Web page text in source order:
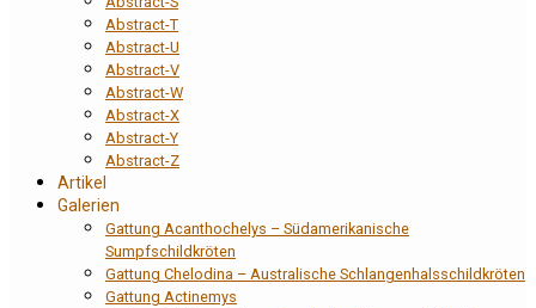
Abstract-T
Abstract-U
Abstract-V
Abstract-W
Abstract-X
Abstract-Y
Abstract-Z
Artikel
Galerien
Gattung Acanthochelys – Südamerikanische
Sumpfschildkröten
Gattung Chelodina – Australische Schlangenhalsschildkröten
Gattung Actinemys